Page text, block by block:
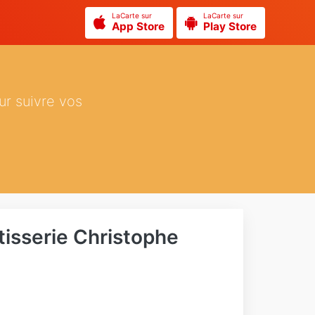
LaCarte sur
App Store
LaCarte sur
Play Store
suivre vos
Christophe